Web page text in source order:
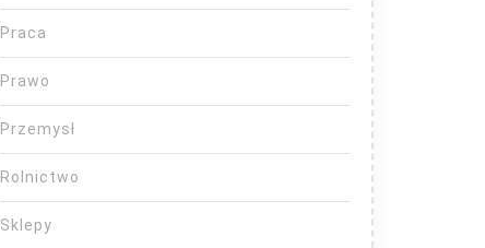
Praca
Prawo
Przemysł
Rolnictwo
Sklepy